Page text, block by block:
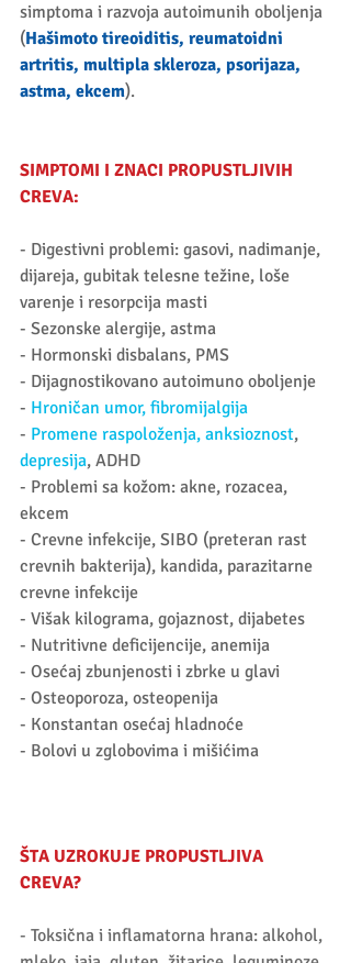
simptoma i razvoja autoimunih oboljenja
(Hašimoto tireoiditis, reumatoidni
artritis, multipla skleroza, psorijaza,
astma, ekcem).
SIMPTOMI I ZNACI PROPUSTLJIVIH
CREVA:
- Digestivni problemi: gasovi, nadimanje,
dijareja, gubitak telesne težine, loše
varenje i resorpcija masti
- Sezonske alergije, astma
- Hormonski disbalans, PMS
- Dijagnostikovano autoimuno oboljenje
- Hroničan umor, fibromijalgija
- Promene raspoloženja, anksioznost,
depresija, ADHD
- Problemi sa kožom: akne, rozacea,
ekcem
- Crevne infekcije, SIBO (preteran rast
crevnih bakterija), kandida, parazitarne
crevne infekcije
- Višak kilograma, gojaznost, dijabetes
- Nutritivne deficijencije, anemija
- Osećaj zbunjenosti i zbrke u glavi
- Osteoporoza, osteopenija
- Konstantan osećaj hladnoće
- Bolovi u zglobovima i mišićima
ŠTA UZROKUJE PROPUSTLJIVA
CREVA?
- Toksična i inflamatorna hrana: alkohol,